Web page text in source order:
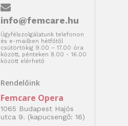
info@femcare.hu
Ügyfélszolgálatunk telefonon
és e-mailben hétfőtől
csütörtökig 9.00 – 17.00 óra
között, pénteken 8.00 - 16.00
között elérhető
Rendelőink
Femcare Opera
1065 Budapest Hajós
utca 9. (kapucsengő: 16)